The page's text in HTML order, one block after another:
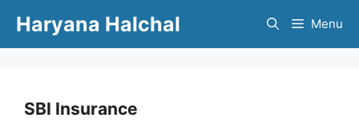
content
Haryana Halchal Menu
SBI Insurance